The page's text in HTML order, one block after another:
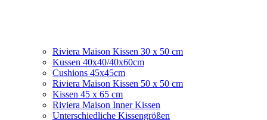
Riviera Maison Kissen 30 x 50 cm
Kussen 40x40/40x60cm
Cushions 45x45cm
Riviera Maison Kissen 50 x 50 cm
Kissen 45 x 65 cm
Riviera Maison Inner Kissen
Unterschiedliche Kissengrößen